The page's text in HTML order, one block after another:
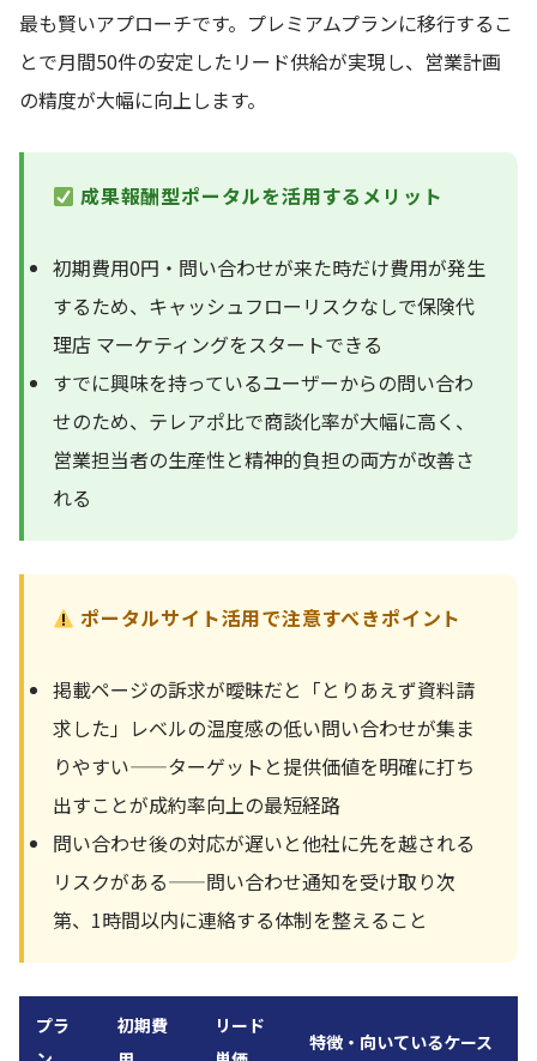
最も賢いアプローチです。プレミアムプランに移行するこ
とで月間50件の安定したリード供給が実現し、営業計画
の精度が大幅に向上します。
成果報酬型ポータルを活用するメリット
初期費用0円・問い合わせが来た時だけ費用が発生
するため、キャッシュフローリスクなしで保険代
理店 マーケティングをスタートできる
すでに興味を持っているユーザーからの問い合わ
せのため、テレアポ比で商談化率が大幅に高く、
営業担当者の生産性と精神的負担の両方が改善さ
れる
ポータルサイト活用で注意すべきポイント
掲載ページの訴求が曖昧だと「とりあえず資料請
求した」レベルの温度感の低い問い合わせが集ま
りやすい——ターゲットと提供価値を明確に打ち
出すことが成約率向上の最短経路
問い合わせ後の対応が遅いと他社に先を越される
リスクがある——問い合わせ通知を受け取り次
第、1時間以内に連絡する体制を整えること
プラ
初期費
リード
特徴・向いているケース